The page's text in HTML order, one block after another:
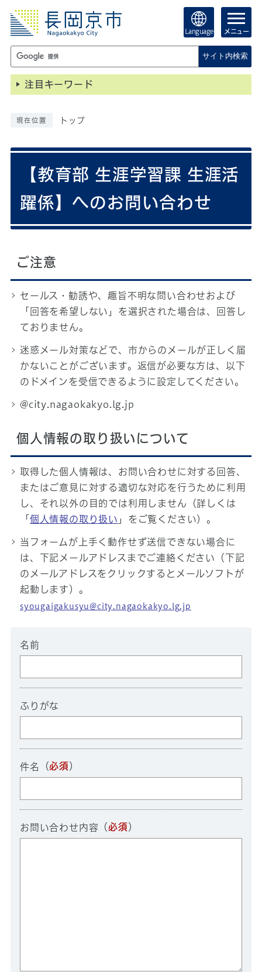
Language メニュー
サイト内検索
注目キーワード
現在位置 トップ
【教育部 生涯学習課 生涯活
躍係】へのお問い合わせ
ご注意
セールス・勧誘や、趣旨不明な問い合わせおよび
「回答を希望しない」を選択された場合は、回答し
ておりません。
迷惑メール対策などで、市からのメールが正しく届
かないことがございます。返信が必要な方は、以下
のドメインを受信できるように設定してください。
@city.nagaokakyo.lg.jp
個人情報の取り扱いについて
取得した個人情報は、お問い合わせに対する回答、
またはご意見に対する適切な対応を行うために利用
し、それ以外の目的では利用しません（詳しくは
「 個人情報の取り扱い 」をご覧ください）。
当フォームが上手く動作せず送信できない場合に
は、下記メールアドレスまでご連絡ください（下記
のメールアドレスをクリックするとメールソフトが
起動します）。
syougaigakusyu@city.nagaokakyo.lg.jp
名前
ふりがな
件名 （必須 ）
お問い合わせ内容 （必須 ）